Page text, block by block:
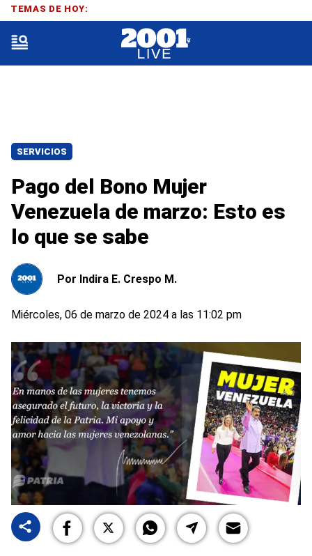
SERVICIOS
Pago del Bono Mujer
Venezuela de marzo: Esto es
lo que se sabe
Por Indira E. Crespo M.
Miércoles, 06 de marzo de 2024 a las 11:02 pm
TEMAS DE HOY: